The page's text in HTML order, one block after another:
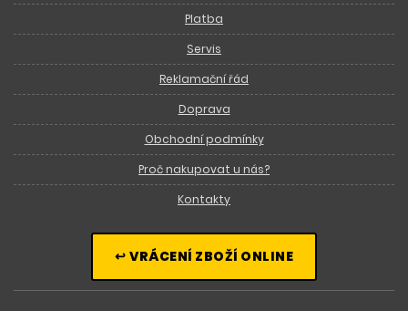
Platba
Servis
Reklamační řád
Doprava
Obchodní podmínky
Proč nakupovat u nás?
Kontakty
↩ VRÁCENÍ ZBOŽÍ ONLINE